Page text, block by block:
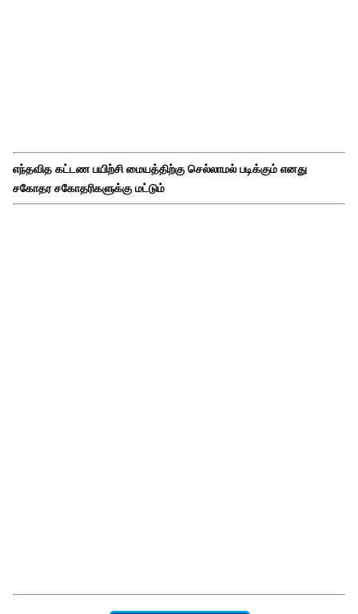
எந்தவித கட்டண பயிற்சி மையத்திற்கு செல்லாமல் படிக்கும் எனது
சகோதர சகோதரிகளுக்கு மட்டும்